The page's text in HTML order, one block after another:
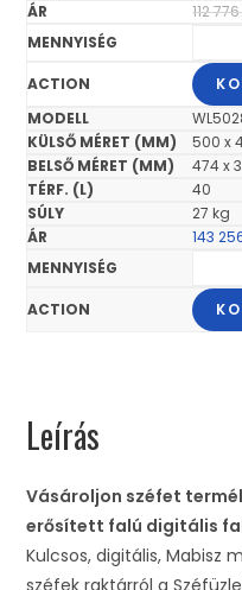
112
500 x
474 x
40
27 kg
143
Leírás
Vásároljon széfet
erősített falú digitális
Kulcsos, digitális, Mabisz
széfek raktárról a